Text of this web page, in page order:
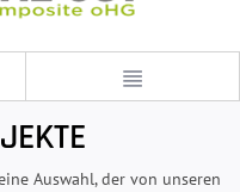
Auswahl, der von unseren